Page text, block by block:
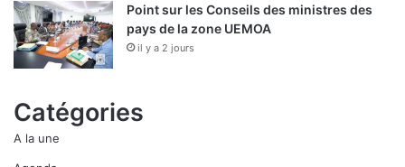
Point sur les Conseils des ministres des
pays de la zone UEMOA
il y a 2 jours
Catégories
A la une